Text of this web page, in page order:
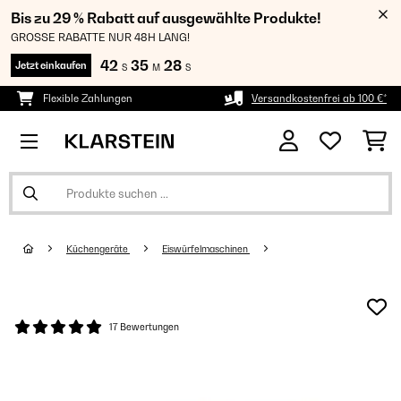
Bis zu 29 % Rabatt auf ausgewählte Produkte!
GROSSE RABATTE NUR 48H LANG!
Jetzt einkaufen 42 S 35 M 28 S
Flexible Zahlungen Versandkostenfrei ab 100 €*
Küchengeräte Eiswürfelmaschinen
17 Bewertungen